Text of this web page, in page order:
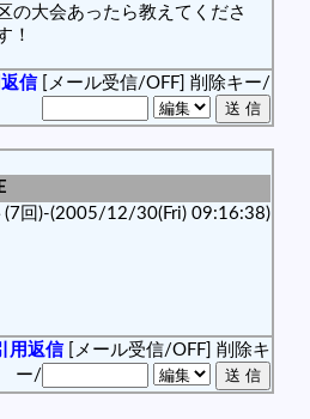
の大会あったら教えてくださ
！
信[メール受信/OFF] 削除キー/
(7回)-(2005/12/30(Fri) 09:16:38)
用返信[メール受信/OFF] 削除キ
ー/